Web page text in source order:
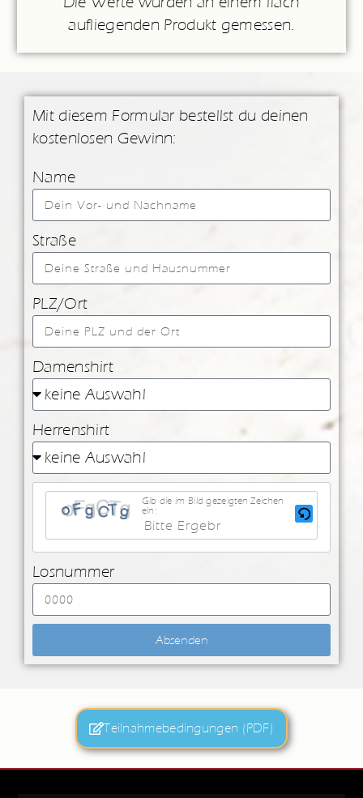
aufliegenden Produkt gemessen.
Mit diesem Formular bestellst du deinen
kostenlosen Gewinn:
Name
Straße
PLZ/Ort
Damenshirt
Herrenshirt
Gib die im Bild gezeigten Zeichen
ein:
Losnummer
Absenden
Teilnahmebedingungen (PDF)